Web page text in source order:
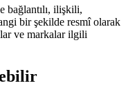
bağlantılı, ilişkili,
bir şekilde resmî olarak
ve markalar ilgili